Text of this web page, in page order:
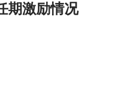
期激励情况